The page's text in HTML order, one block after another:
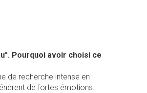
Pourquoi avoir choisi ce
de recherche intense en
de fortes émotions.